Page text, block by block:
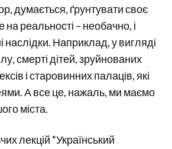
думається, ґрунтувати своє
на реальності – необачно, і
наслідки. Наприклад, у вигляді
смерті дітей, зруйнованих
і старовинних палаців, які
А все це, нажаль, ми маємо
міста.
лекцій “Український